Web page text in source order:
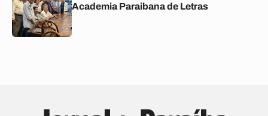
Academia Paraibana de Letras